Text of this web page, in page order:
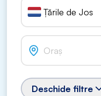
Țările de Jos
Deschide filtre